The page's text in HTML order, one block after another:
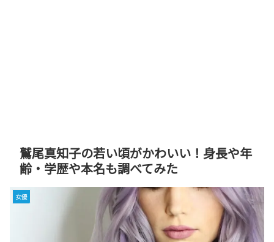
鷲尾真知子の若い頃がかわいい！身長や年
齢・学歴や本名も調べてみた
女優